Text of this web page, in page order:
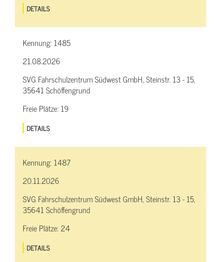
DETAILS
Kennung: 1485
21.08.2026
SVG Fahrschulzentrum Südwest GmbH, Steinstr. 13 - 15,
35641 Schöffengrund
Freie Plätze: 19
DETAILS
Kennung: 1487
20.11.2026
SVG Fahrschulzentrum Südwest GmbH, Steinstr. 13 - 15,
35641 Schöffengrund
Freie Plätze:24
DETAILS